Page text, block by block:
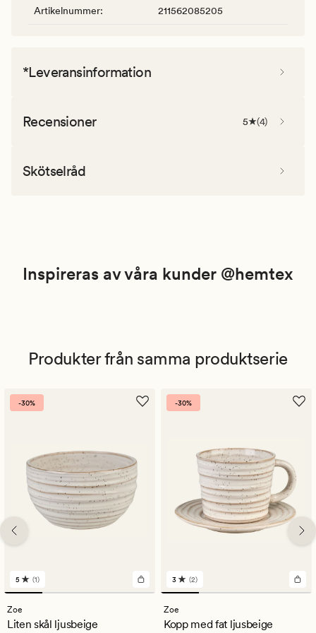
Artikelnummer: 211562085205
*Leveransinformation
Recensioner 5 (4)
Skötselråd
Inspireras av våra kunder @hemtex
Produkter från samma produktserie
-30%
1
omdömen
med
ett
genomsnittligt
5 (1)
Zoe
Liten skål ljusbeige
-30%
2
omdömen
med
ett
genomsnittligt
3 (2)
Zoe
Kopp med fat ljusbeige